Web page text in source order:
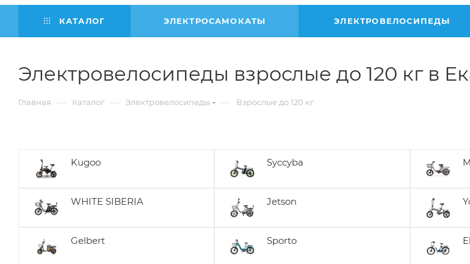
КАТАЛОГ ЭЛЕКТРОСАМОКАТЫ ЭЛЕКТРОВЕЛОСИПЕДЫ
Электровелосипеды взрослые до 120 кг в
Главная — Каталог — Электровелосипеды — Взрослые до 120 кг
Kugoo Syccyba
WHITE SIBERIA Jetson
Gelbert Sporto